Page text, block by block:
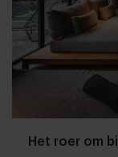
Het roer om